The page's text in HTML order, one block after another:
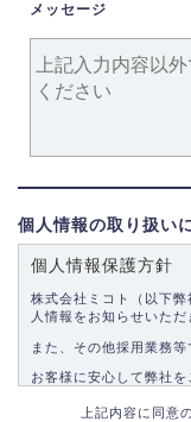
メッセージ
個人情報の取り扱い
個人情報保護方針
株式会社ミコト（以下
人情報をお知らせいただ
また、その他採用業務
お客様に安心して弊社
上記内容に同意